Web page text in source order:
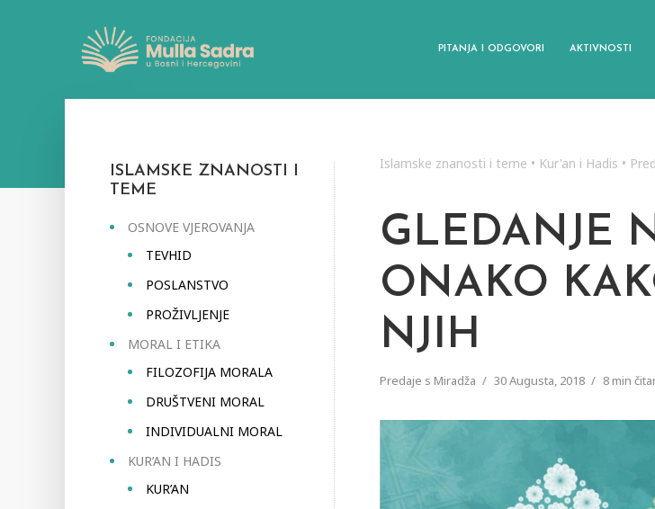
PITANJA I ODGOVORI AKTIVNOSTI
ISLAMSKE ZNANOSTI I
TEME
OSNOVE VJEROVANJA
TEVHID
POSLANSTVO
PROŽIVLJENJE
MORAL I ETIKA
FILOZOFIJA MORALA
DRUŠTVENI MORAL
INDIVIDUALNI MORAL
KUR’AN I HADIS
KUR’AN
Islamske znanosti i teme • Kur'an i Hadis •
GLEDANJE
ONAKO
NJIH
Predaje s Miradža 30 Augusta, 2018 8 min